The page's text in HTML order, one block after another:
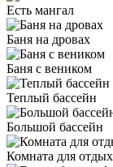
Есть мангал
Баня на дровах
Баня с веником
Теплый бассейн
Большой бассейн
Комната для